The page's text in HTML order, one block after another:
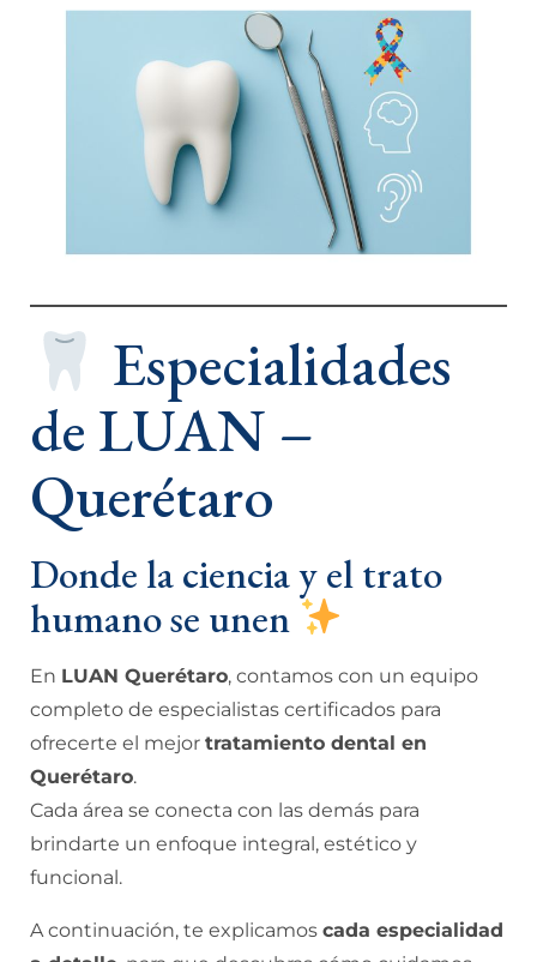
Especialidades
de LUAN –
Querétaro
Donde la ciencia y el trato
humano se unen
En LUAN Querétaro, contamos con un equipo
completo de especialistas certificados para
ofrecerte el mejor tratamiento dental en
Querétaro.
Cada área se conecta con las demás para
brindarte un enfoque integral, estético y
funcional.
A continuación, te explicamos cada especialidad